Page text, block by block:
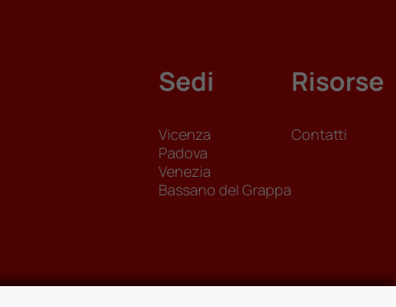
Sedi
Vicenza
Padova
Venezia
Bassano del Grappa
Risorse
Contatti